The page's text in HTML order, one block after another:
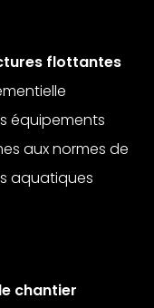
flottantes
équipements
aux normes de
aquatiques
chantier